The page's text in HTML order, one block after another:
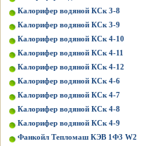
Калорифер водяной КСк 3-8
Калорифер водяной КСк 3-9
Калорифер водяной КСк 4-10
Калорифер водяной КСк 4-11
Калорифер водяной КСк 4-12
Калорифер водяной КСк 4-6
Калорифер водяной КСк 4-7
Калорифер водяной КСк 4-8
Калорифер водяной КСк 4-9
Фанкойл Тепломаш КЭВ 1Ф3 W2